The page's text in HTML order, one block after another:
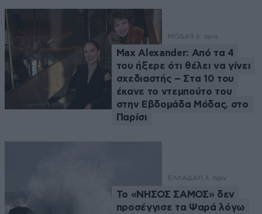
ΜΟΔΑ9 λ. πριν
Max Alexander: Από τα 4
του ήξερε ότι θέλει να γίνει
σχεδιαστής – Στα 10 του
έκανε το ντεμπούτο του
στην Εβδομάδα Μόδας, στο
Παρίσι
ΕΛΛΑΔΑ 11 λ. πριν
Το «ΝΗΣΟΣ ΣΑΜΟΣ» δεν
προσέγγισε τα Ψαρά λόγω